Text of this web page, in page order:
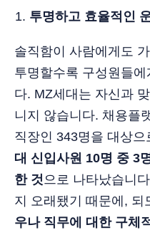
투명하고 효율적인
솔직함이 사람에게도
투명할수록 구성원들
다. MZ세대는 자신과
니지 않습니다. 채용플
직장인 343명을 대상
대 신입사원 10명 중 3
한 것 으로 나타났습니
지 오래됐기 때문에, 되
우나 직무에 대한 구체